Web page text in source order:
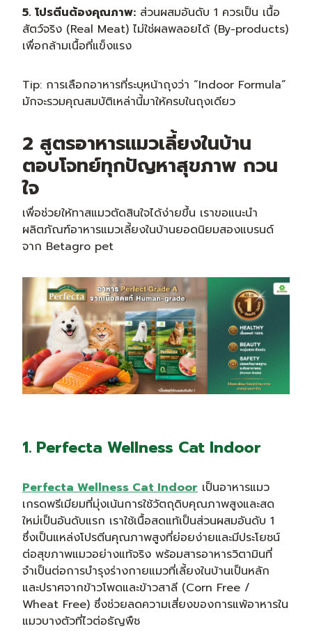
5. โปรตีนต้องคุณภาพ: ส่วนผสมอันดับ 1 ควรเป็น เนื้อ
สัตว์จริง (Real Meat) ไม่ใช่ผลพลอยได้ (By-products)
เพื่อกล้ามเนื้อที่แข็งแรง
Tip: การเลือกอาหารที่ระบุหน้าถุงว่า “Indoor Formula”
มักจะรวมคุณสมบัติเหล่านี้มาให้ครบในถุงเดียว
2 สูตรอาหารแมวเลี้ยงในบ้าน
ตอบโจทย์ทุกปัญหาสุขภาพ กวน
ใจ
เพื่อช่วยให้ทาสแมวตัดสินใจได้ง่ายขึ้น เราขอแนะนำ
ผลิตภัณฑ์อาหารแมวเลี้ยงในบ้านยอดนิยมสองแบรนด์
จาก Betagro pet
1. Perfecta Wellness Cat Indoor
Perfecta Wellness Cat Indoor เป็นอาหารแมว
เกรดพรีเมียมที่มุ่งเน้นการใช้วัตถุดิบคุณภาพสูงและสด
ใหม่เป็นอันดับแรก เราใช้เนื้อสดแท้เป็นส่วนผสมอันดับ 1
ซึ่งเป็นแหล่งโปรตีนคุณภาพสูงที่ย่อยง่ายและมีประโยชน์
ต่อสุขภาพแมวอย่างแท้จริง พร้อมสารอาหารวิตามินที่
จำเป็นต่อการบำรุงร่างกายแมวที่เลี้ยงในบ้านเป็นหลัก
และปราศจากข้าวโพดและข้าวสาลี (Corn Free /
Wheat Free) ซึ่งช่วยลดความเสี่ยงของการแพ้อาหารใน
แมวบางตัวที่ไวต่อธัญพืช